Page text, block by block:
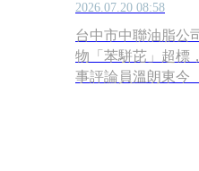
2026.07.20 08:58
台中市中聯油脂公
物「苯駢芘」超標
事評論員溫朗東今